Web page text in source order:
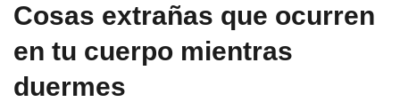
Cosas extrañas que ocurren
en tu cuerpo mientras
duermes